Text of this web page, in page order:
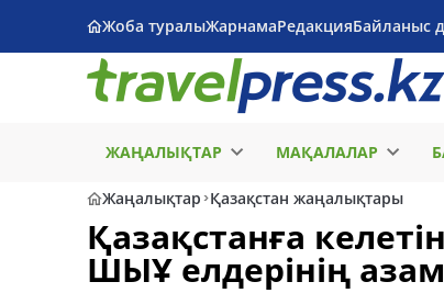
Жоба туралыЖарнамаРедакцияБайланыс
ЖАҢАЛЫҚТАР МАҚАЛАЛАР
Жаңалықтар Қазақстан жаңалықтары
Қазақстанға
ШЫҰ елдерінің